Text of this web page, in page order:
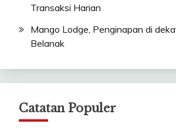
Transaksi Harian
Mango Lodge, Penginapan di
Belanak
Catatan Populer